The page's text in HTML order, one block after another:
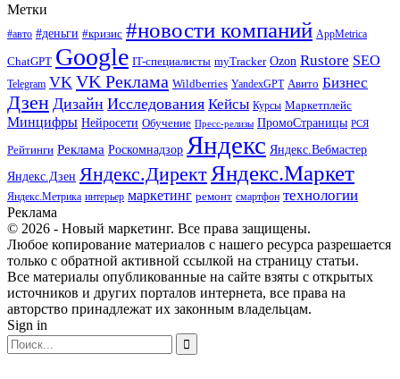
Метки
#авто #деньги #кризис #новости компаний AppMetrica
ChatGPT Google IT-специалисты myTracker Ozon Rustore SEO
Telegram VK VK Реклама Wildberries YandexGPT Авито Бизнес
Дзен Дизайн Исследования Кейсы Курсы Маркетплейс
Минцифры Нейросети Обучение Пресс-релизы ПромоСтраницы РСЯ
Рейтинги Реклама Роскомнадзор Яндекс Яндекс.Вебмастер
Яндекс.Дзен Яндекс.ДиректЯндекс.Маркет
Яндекс.Метрика интерьер маркетинг ремонт смартфон технологии
Реклама
© 2026 - Новый маркетинг. Все права защищены.
Любое копирование материалов с нашего ресурса разрешается
только с обратной активной ссылкой на страницу статьи.
Все материалы опубликованные на сайте взяты с открытых
источников и других порталов интернета, все права на
авторство принадлежат их законным владельцам.
Sign in